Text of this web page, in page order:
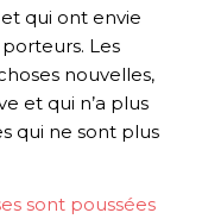
qui ont envie
Les
nouvelles,
et qui n’a plus
qui ne sont plus
sont poussées